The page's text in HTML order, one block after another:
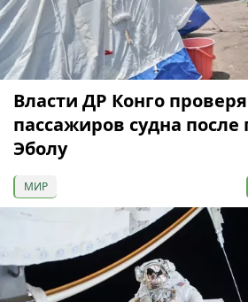
Власти ДР Конго
пассажиров судна после
Эболу
МИР